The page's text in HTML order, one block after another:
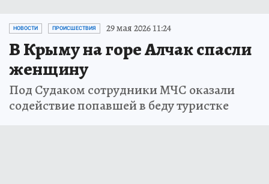
НОВОСТИ ПРОИСШЕСТВИЯ 29 мая 2026 11:24
В Крыму на горе Алчак спасли
женщину
Под Судаком сотрудники МЧС оказали
содействие попавшей в беду туристке